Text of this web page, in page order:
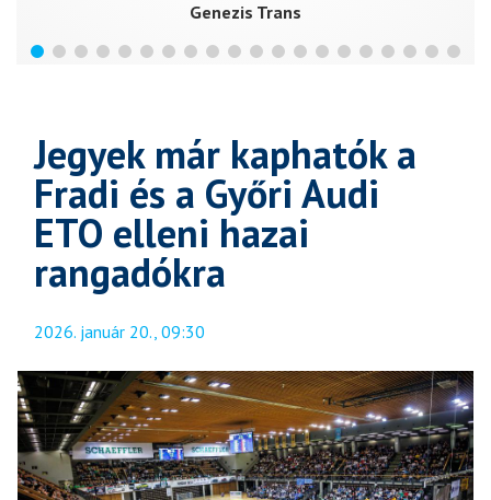
Genezis Trans
Jegyek már kaphatók a
Fradi és a Győri Audi
ETO elleni hazai
rangadókra
2026. január 20., 09:30